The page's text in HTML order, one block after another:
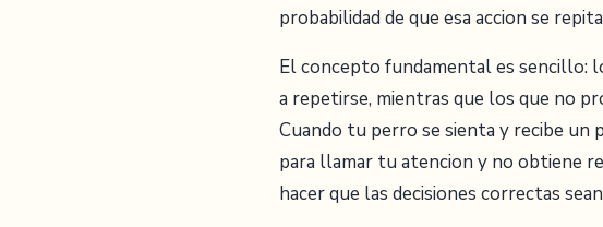
probabilidad de que esa accion se
El concepto fundamental es sencillo:
a repetirse, mientras que los que no
Cuando tu perro se sienta y recibe un
para llamar tu atencion y no obtiene
hacer que las decisiones correctas